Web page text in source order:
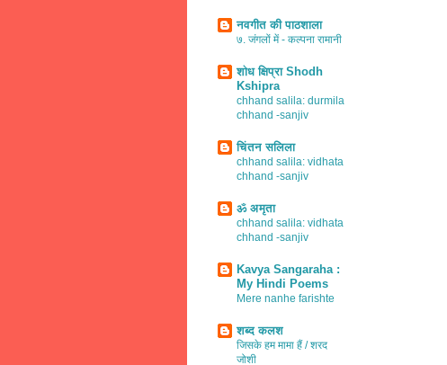
नवगीत की पाठशाला
७. जंगलों में - कल्पना रामानी
शोध क्षिप्रा Shodh
Kshipra
chhand salila: durmila
chhand -sanjiv
चिंतन सलिला
chhand salila: vidhata
chhand -sanjiv
ॐ अमृता
chhand salila: vidhata
chhand -sanjiv
Kavya Sangaraha :
My Hindi Poems
Mere nanhe farishte
शब्द कलश
जिसके हम मामा हैं / शरद
जोशी